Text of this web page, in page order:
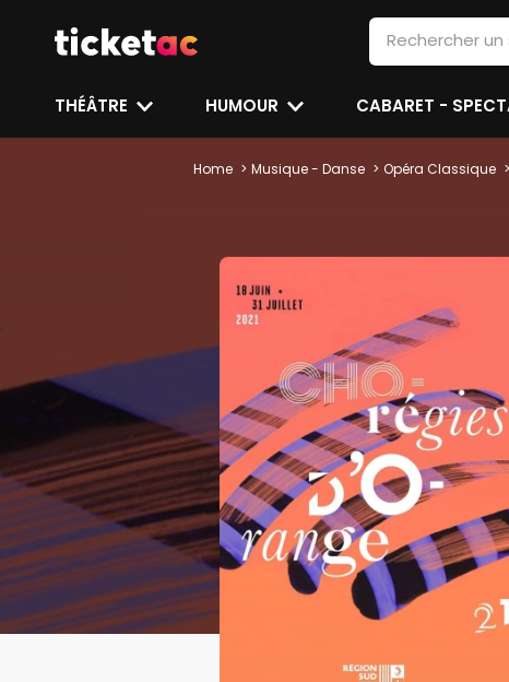
THÉÂTRE HUMOUR CABARET -
Home Musique - Danse Opéra Classique